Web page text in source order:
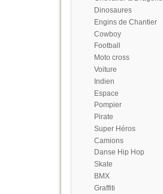
Dinosaures
Engins de Chantier
Cowboy
Football
Moto cross
Voiture
Indien
Espace
Pompier
Pirate
Super Héros
Camions
Danse Hip Hop
Skate
BMX
Graffiti